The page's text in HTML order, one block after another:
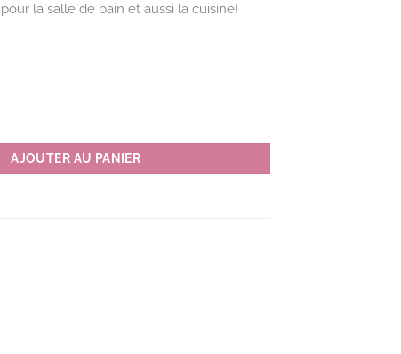
la salle de bain et aussi la cuisine!
AJOUTER AU PANIER